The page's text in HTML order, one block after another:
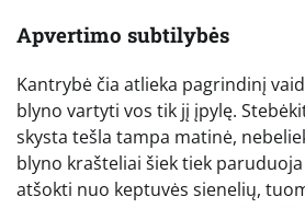
Apvertimo subtilybės
Kantrybė čia atlieka pagrindinį
blyno vartyti vos tik jį įpylę.
skysta tešla tampa matinė,
blyno krašteliai šiek tiek
atšokti nuo keptuvės sienelių,